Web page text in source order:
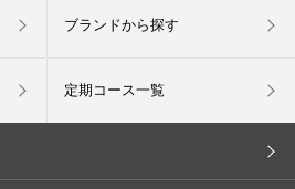
ブランドから探す
定期コース一覧